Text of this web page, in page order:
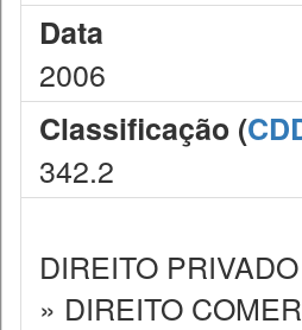
Data
2006
Classificação (
342.2
DIREITO
» DIREITO